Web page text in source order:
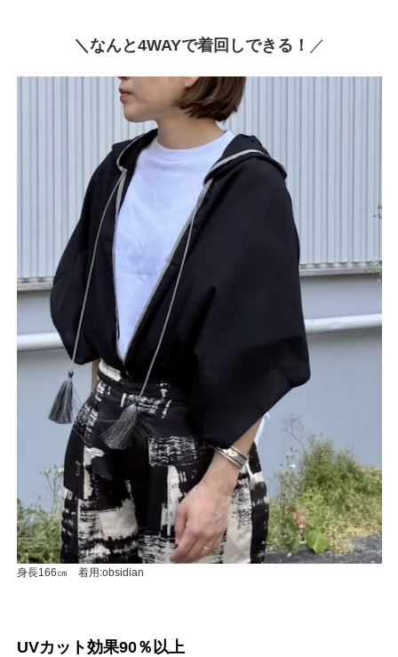
＼なんと4WAYで着回しできる！ ／
身長166㎝ 着用:obsidian
UVカット効果90％以上